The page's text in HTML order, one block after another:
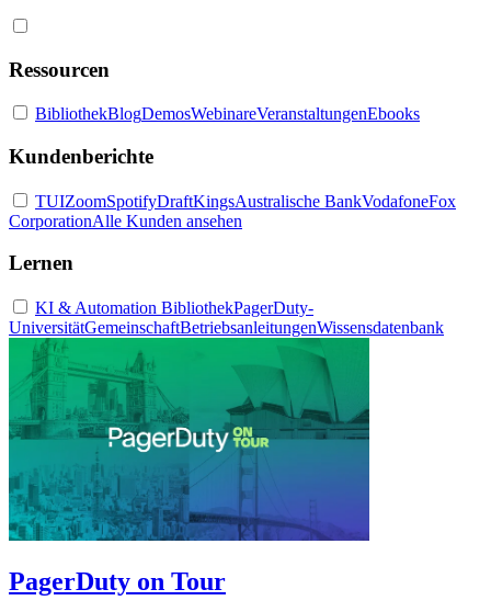
Ressourcen
BibliothekBlogDemosWebinareVeranstaltungenEbooks
Kundenberichte
TUIZoomSpotifyDraftKingsAustralische BankVodafoneFox
CorporationAlle Kunden ansehen
Lernen
KI & Automation BibliothekPagerDuty-
UniversitätGemeinschaftBetriebsanleitungenWissensdatenbank
PagerDuty on Tour